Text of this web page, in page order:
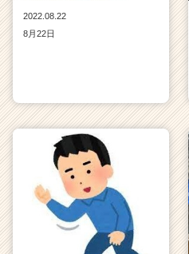
2022.08.22
8月22日